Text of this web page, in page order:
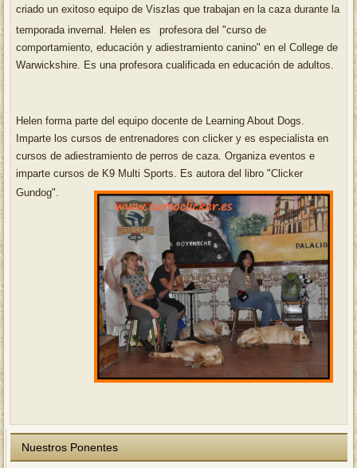
criado un exitoso equipo de Viszlas que trabajan en la caza durante la
temporada invernal. Helen es
profesora del "curso de
comportamiento, educación y adiestramiento canino" en el College de
Warwickshire. Es una profesora cualificada en educación de adultos.
Helen forma parte del equipo docente de Learning About Dogs.
Imparte los cursos de entrenadores con clicker y es especialista en
cursos de adiestramiento de perros de caza. Organiza eventos e
imparte cursos de K9 Multi Sports. Es autora del libro "Clicker
Gundog".
Nuestros Ponentes